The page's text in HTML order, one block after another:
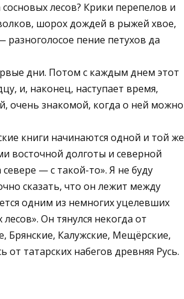
лесов? Крики перепелов и
шорох дождей в рыжей хвое,
пение петухов да
дни. Потом с каждым днем этот
и, наконец, наступает время,
очень знакомой, когда о ней можно
книги начинаются одной и той же
восточной долготы и северной
— с такой-то». Я не буду
сказать, что он лежит между
одним из немногих уцелевших
Он тянулся некогда от
Брянские, Калужские, Мещёрские,
татарских набегов древняя Русь.